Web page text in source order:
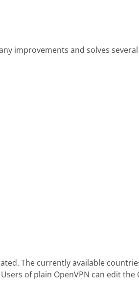
improvements and solves
The currently available
of plain OpenVPN can edit